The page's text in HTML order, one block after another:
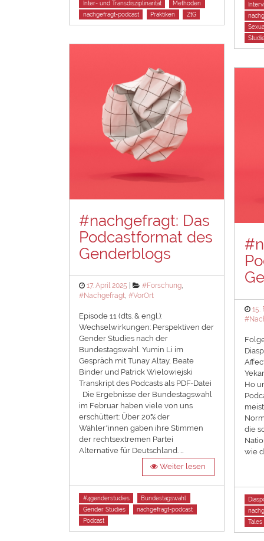
Inter- und Transdisziplinarität
Methoden
nachgefragt-podcast
Praktiken ZtG
#nachgefragt: Das
Podcastformat des
Genderblogs
Posted
on
17. April 2025 Categories
#Forschung,
#Nachgefragt,#VorOrt
Episode 11 (dts. & engl.):
Wechselwirkungen: Perspektiven der
Gender Studies nach der
Bundestagswahl. Yumin Li im
Gespräch mit Tunay Altay, Beate
Binder und Patrick Wielowiejski
Transkript des Podcasts als PDF-Datei
Die Ergebnisse der Bundestagswahl
im Februar haben viele von uns
erschüttert: Über 20% der
Wähler*innen gaben ihre Stimmen
der rechtsextremen Partei
Alternative für Deutschland. …
Weiter lesen
Tags
#4genderstudies
Bundestagswahl
Gender Studies
nachgefragt-podcast
Podcast
on
15.
Ho
die
wie
Tags